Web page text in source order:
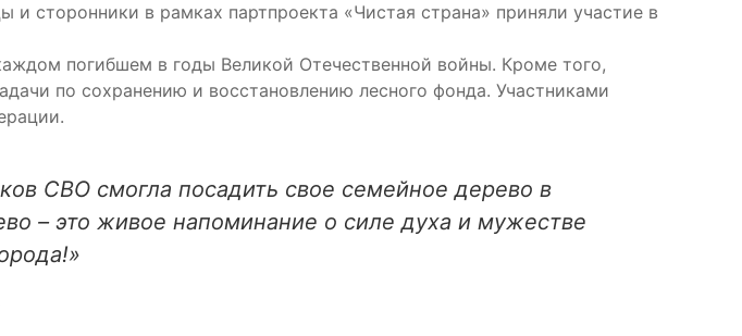
сторонники в рамках партпроекта «Чистая страна» приняли участие в
погибшем в годы Великой Отечественной войны. Кроме того,
по сохранению и восстановлению лесного фонда. Участниками
СВО смогла посадить свое семейное дерево в
– это живое напоминание о силе духа и мужестве